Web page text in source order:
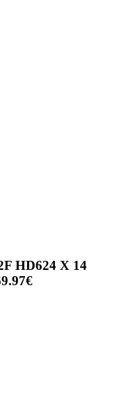
HD624 X 14